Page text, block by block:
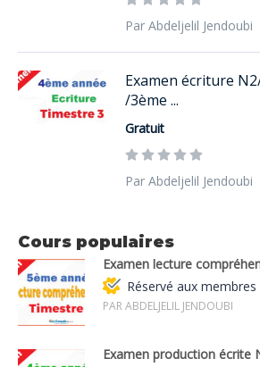
Par Abdeljelil Jendoubi
Examen écriture
/3ème ...
Gratuit
Par Abdeljelil Jendoubi
Cours populaires
Examen lecture
Réservé aux membres
PAR ABDELJELIL JENDOUBI
Examen production écrite